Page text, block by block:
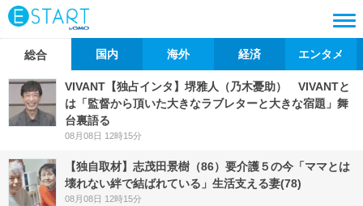
総合 国内 海外 経済 エンタメ
VIVANT【独占インタ】堺雅人（乃木憂助） VIVANTと
は「監督から頂いた大きなラブレターと大きな宿題」舞
台裏語る
08月08日 12時15分
【独自取材】志茂田景樹（86）要介護５の今「ママとは
壊れない絆で結ばれている」生活支える妻(78)
08月08日 12時15分